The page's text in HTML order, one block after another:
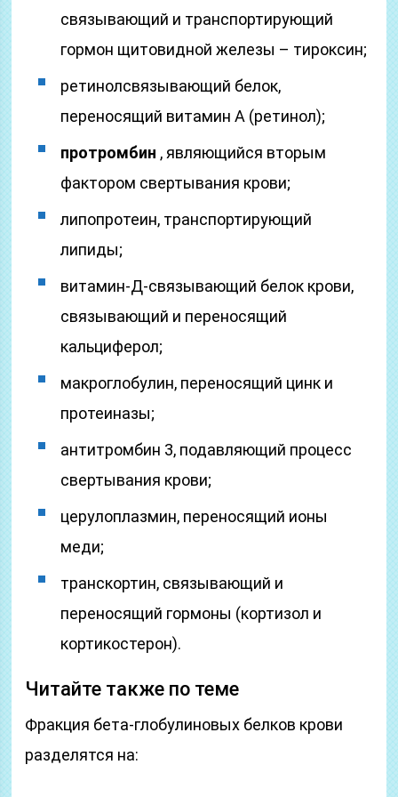
связывающий и транспортирующий
гормон щитовидной железы – тироксин;
ретинолсвязывающий белок,
переносящий витамин А (ретинол);
протромбин , являющийся вторым
фактором свертывания крови;
липопротеин, транспортирующий
липиды;
витамин-Д-связывающий белок крови,
связывающий и переносящий
кальциферол;
макроглобулин, переносящий цинк и
протеиназы;
антитромбин 3, подавляющий процесс
свертывания крови;
церулоплазмин, переносящий ионы
меди;
транскортин, связывающий и
переносящий гормоны (кортизол и
кортикостерон).
Читайте также по теме
Фракция бета-глобулиновых белков крови
разделятся на: